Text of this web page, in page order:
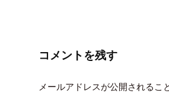
ー
ョ
コメントを残す
メールアドレスが公開されるこ